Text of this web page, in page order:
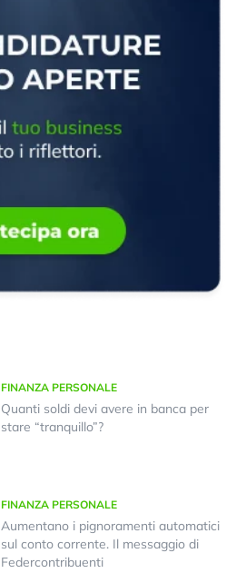
FINANZA PERSONALE
Quanti soldi devi avere in banca per
stare “tranquillo”?
FINANZA PERSONALE
Aumentano i pignoramenti automatici
sul conto corrente. Il messaggio di
Federcontribuenti